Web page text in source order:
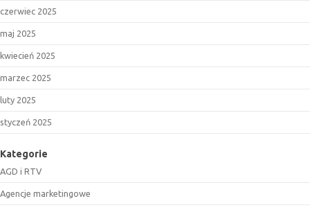
czerwiec 2025
maj 2025
kwiecień 2025
marzec 2025
luty 2025
styczeń 2025
Kategorie
AGD i RTV
Agencje marketingowe